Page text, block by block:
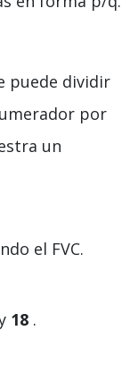
puede dividir
por
un
el FVC.
18 .